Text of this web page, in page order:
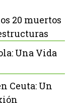
20 muertos
Una Vida
Ceuta: Un